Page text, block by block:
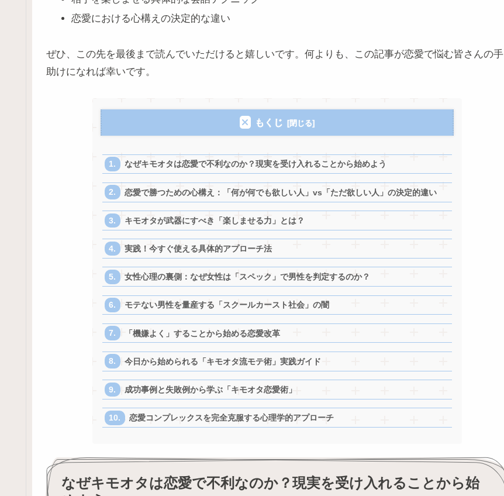
恋愛における心構えの決定的な違い
ぜひ、この先を最後まで読んでいただけると嬉しいです。何よりも、この記事が恋愛で悩む皆さんの手
助けになれば幸いです。
もくじ
なぜキモオタは恋愛で不利なのか？現実を受け入れることから始めよう
恋愛で勝つための心構え：「何が何でも欲しい人」vs「ただ欲しい人」の決定的違い
キモオタが武器にすべき「楽しませる力」とは？
実践！今すぐ使える具体的アプローチ法
女性心理の裏側：なぜ女性は「スペック」で男性を判定するのか？
モテない男性を量産する「スクールカースト社会」の闇
「機嫌よく」することから始める恋愛改革
今日から始められる「キモオタ流モテ術」実践ガイド
成功事例と失敗例から学ぶ「キモオタ恋愛術」
恋愛コンプレックスを完全克服する心理学的アプローチ
なぜキモオタは恋愛で不利なのか？現実を受け入れることから始